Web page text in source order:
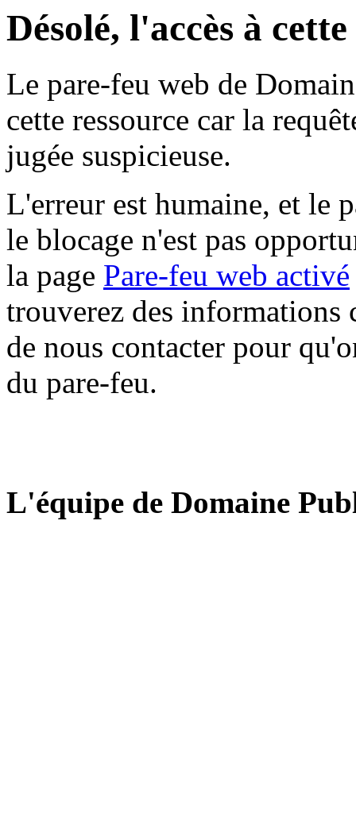
Désolé, l'accès à
Le pare-feu web de
cette ressource car la
jugée suspicieuse.
L'erreur est humaine, et le
le blocage n'est pas
la page Pare-feu web activé
trouverez des informations
de nous contacter pour
du pare-feu.
L'équipe de Domaine